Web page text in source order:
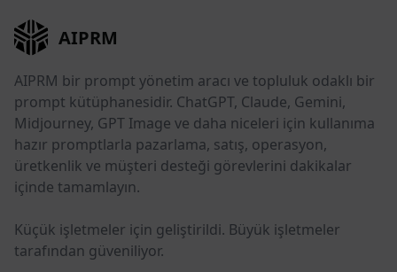
AIPRM
AIPRM bir prompt yönetim aracı ve topluluk odaklı bir
prompt kütüphanesidir. ChatGPT, Claude, Gemini,
Midjourney, GPT Image ve daha niceleri için kullanıma
hazır promptlarla pazarlama, satış, operasyon,
üretkenlik ve müşteri desteği görevlerini dakikalar
içinde tamamlayın.
Küçük işletmeler için geliştirildi. Büyük işletmeler
tarafından güveniliyor.